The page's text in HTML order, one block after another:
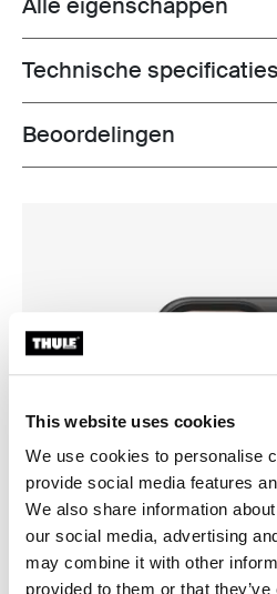
This website uses cookies
We use cookies to personalise
provide social media features
We also share information
our social media, advertising
may combine it with other
provided to them or that
Toggle techspec
Technische specificaties
Toggle overview
Beoordelingen